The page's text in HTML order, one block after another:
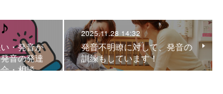
・発音が
音の発達
合・相談…
2025.11.28 14:32
発音不明瞭に対して、発音の
訓練もしています！